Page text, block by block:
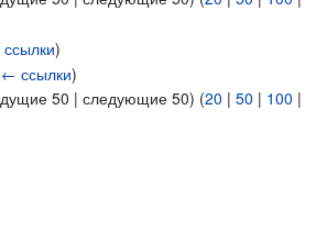
)
← ссылки)
50 | следующие 50) (20 | 50 | 100 |